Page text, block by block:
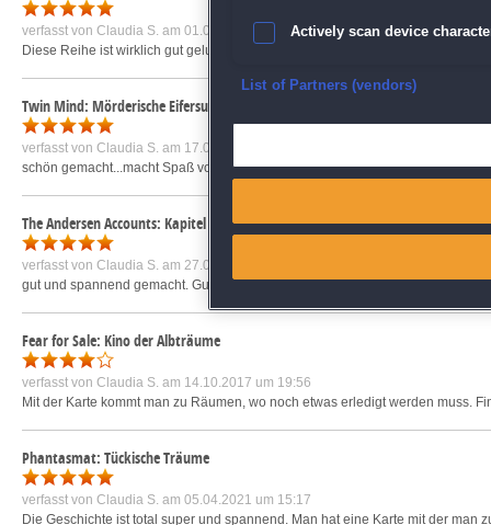
verfasst von Claudia S. am 01.08.2010 um 21:02
Diese Reihe ist wirklich gut gelungen und es macht auch Spaß damit zu
Twin Mind: Mörderische Eifersucht
verfasst von Claudia S. am 17.01.2023 um 19:00
schön gemacht...macht Spaß von Anfang bis Endemehr »
The Andersen Accounts: Kapitel 1
verfasst von Claudia S. am 27.06.2021 um 11:23
gut und spannend gemacht. Gute Minispiele und schön gemachte Story
Fear for Sale: Kino der Albträume
verfasst von Claudia S. am 14.10.2017 um 19:56
Mit der Karte kommt man zu Räumen, wo noch etwas erledigt werden muss.
Phantasmat: Tückische Träume
verfasst von Claudia S. am 05.04.2021 um 15:17
Die Geschichte ist total super und spannend. Man hat eine Karte mit der
Actively scan device
Ensure security, prevent
List of Partners (vendors)